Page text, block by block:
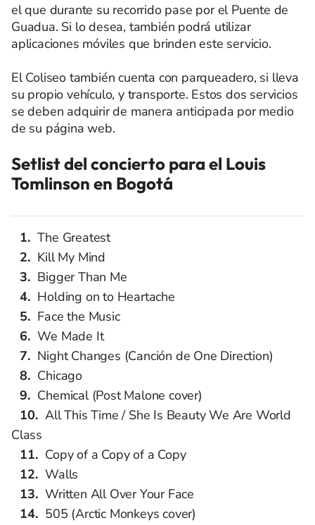
el que durante su recorrido pase por el Puente de
Guadua. Si lo desea, también podrá utilizar
aplicaciones móviles que brinden este servicio.
El Coliseo también cuenta con parqueadero, si lleva
su propio vehículo, y transporte. Estos dos servicios
se deben adquirir de manera anticipada por medio
de su página web.
Setlist del concierto para el Louis
Tomlinson en Bogotá
The Greatest
Kill My Mind
Bigger Than Me
Holding on to Heartache
Face the Music
We Made It
Night Changes (Canción de One Direction)
Chicago
Chemical (Post Malone cover)
All This Time / She Is Beauty We Are World
Class
Copy of a Copy of a Copy
Walls
Written All Over Your Face
505 (Arctic Monkeys cover)